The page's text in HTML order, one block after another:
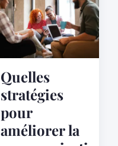
Quelles
stratégies
pour
améliorer la